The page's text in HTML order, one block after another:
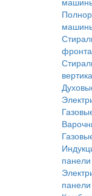
панели
панели